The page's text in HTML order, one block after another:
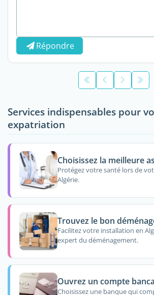
Répondre
Services indispensables pour
expatriation
Choisissez la meilleure
Protégez votre santé lors de
Algérie.
Trouvez le bon
Facilitez votre installation en
expert du déménagement.
Ouvrez un compte
Choisissez une banque qui